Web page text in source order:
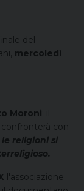
del
mercoledì
Moroni : il
confronterà con
le religioni si
l'associazione